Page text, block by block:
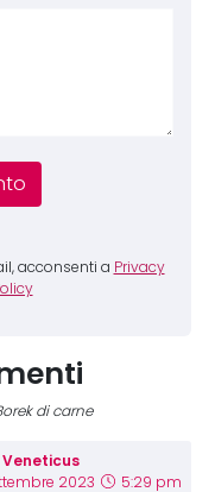
acconsenti a Privacy
di carne
Veneticus
2023 5:29 pm